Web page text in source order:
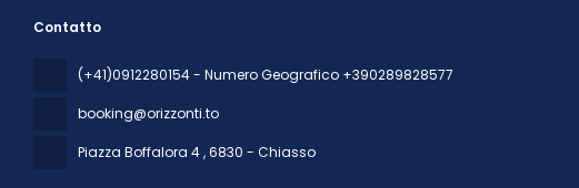
Contatto
(+41)0912280154 - Numero Geografico +390289828577
booking@orizzonti.to
Piazza Boffalora 4, 6830 - Chiasso